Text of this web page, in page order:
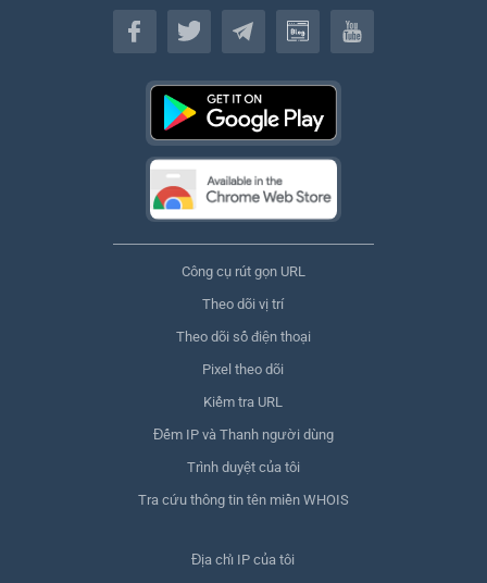
Tiếng Việt
Công cụ rút gọn URL
Theo dõi vị trí
Theo dõi số điện thoại
Pixel theo dõi
Kiểm tra URL
Đếm IP và Thanh người dùng
Trình duyệt của tôi
Tra cứu thông tin tên miền WHOIS
Địa chỉ IP của tôi